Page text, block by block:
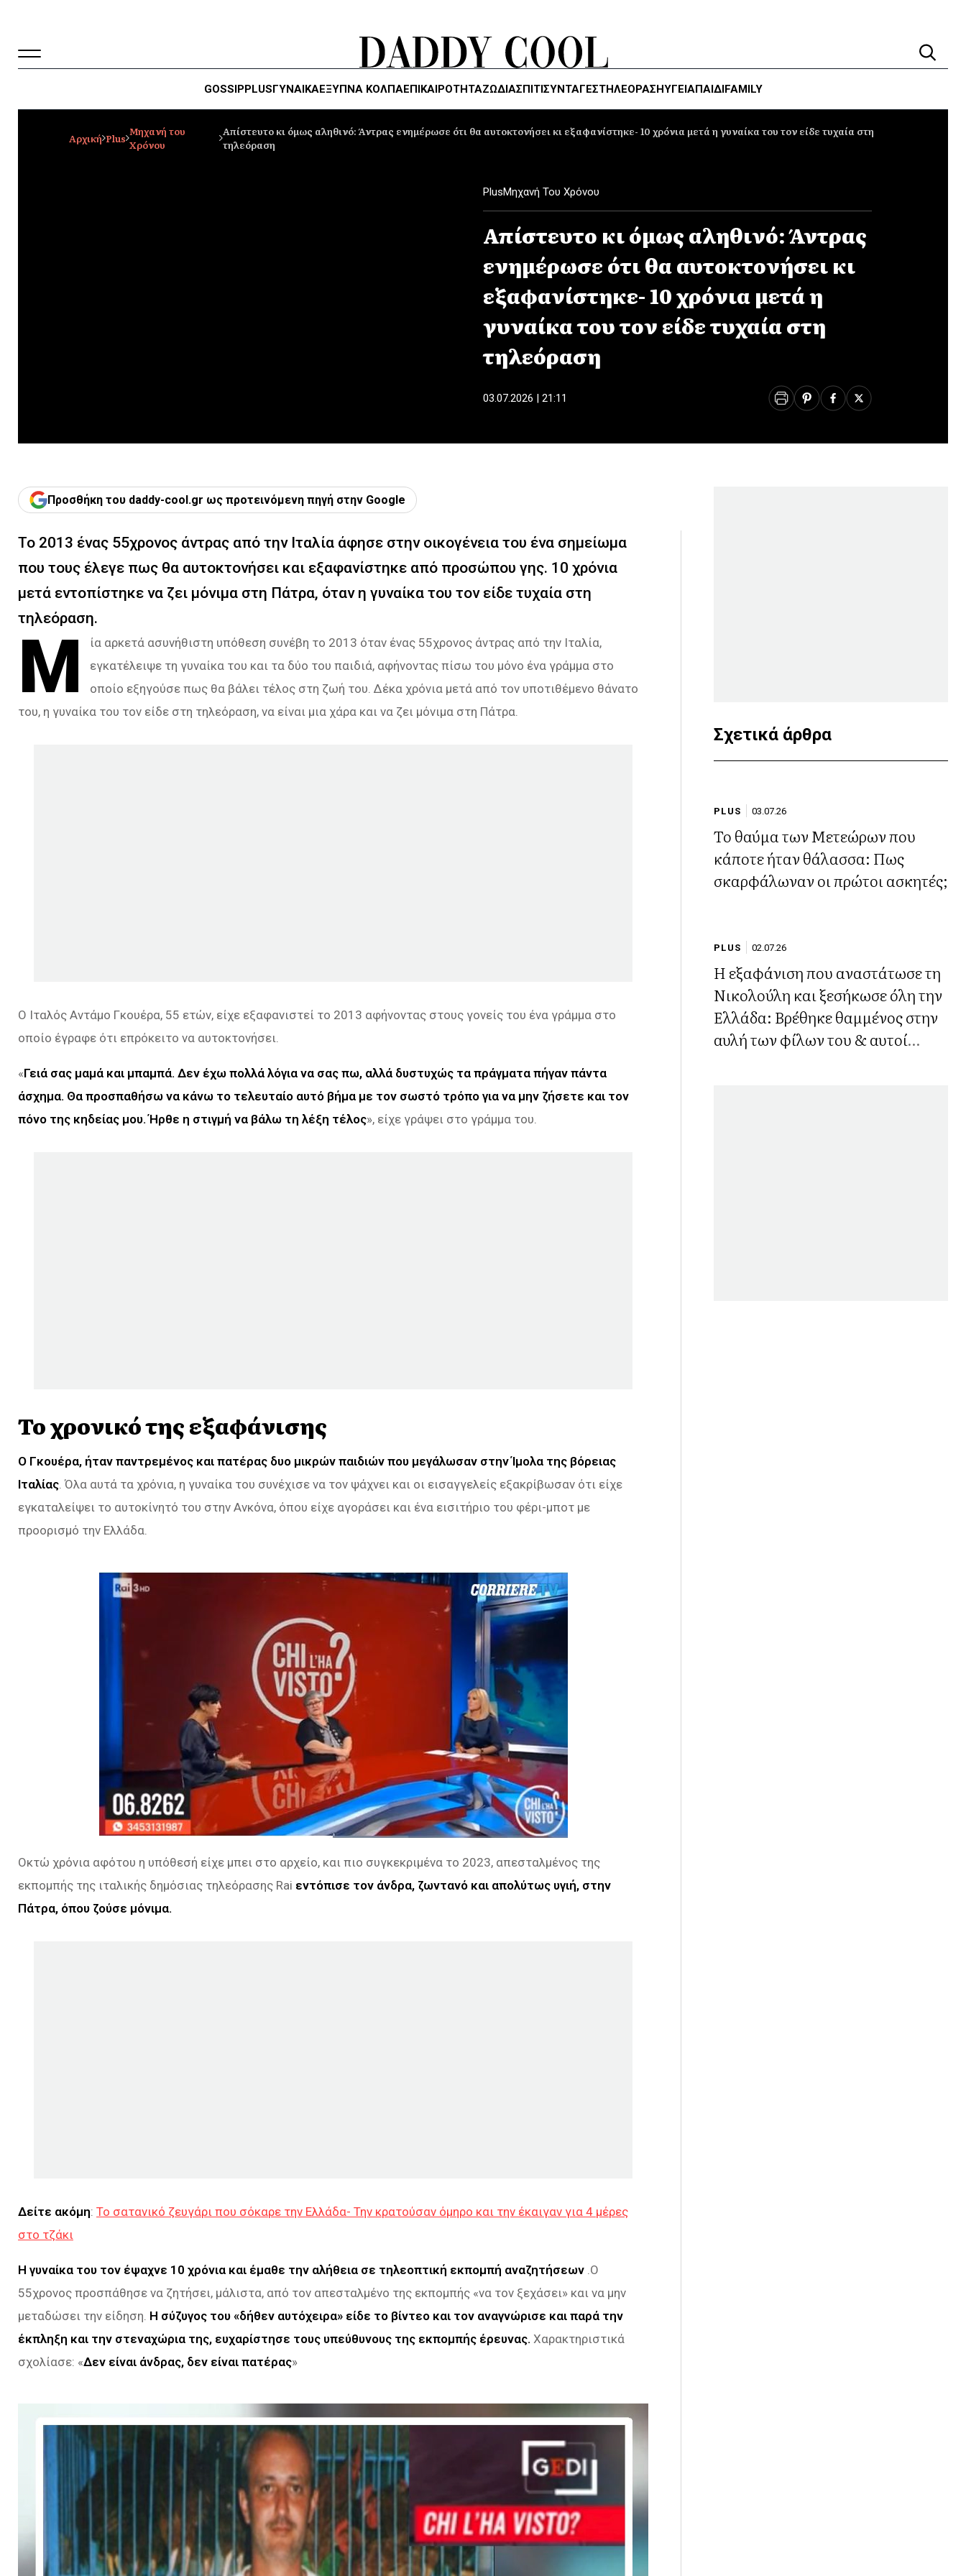
GOSSIPPLUSΓΥΝΑΙΚΑΈΞΥΠΝΑ ΚΌΛΠΑΕΠΙΚΑΙΡΟΤΗΤΑΖΏΔΙΑΣΠΙΤΙΣΥΝΤΑΓΕΣΤΗΛΕΌΡΑΣΗΥΓΕΊΑΠΑΙΔΙFAMILY
Αρχική Plus Μηχανή του
Χρόνου
Απίστευτο κι όμως αληθινό: Άντρας ενημέρωσε ότι θα αυτοκτονήσει κι εξαφανίστηκε- 10 χρόνια μετά η γυναίκα του τον είδε τυχαία στη
τηλεόραση
PlusΜηχανή Του Χρόνου
Απίστευτο κι όμως αληθινό: Άντρας
ενημέρωσε ότι θα αυτοκτονήσει κι
εξαφανίστηκε- 10 χρόνια μετά η
γυναίκα του τον είδε τυχαία στη
τηλεόραση
03.07.2026 | 21:11
Προσθήκη του daddy-cool.gr ως προτεινόμενη πηγή στην Google
Το 2013 ένας 55χρονος άντρας από την Ιταλία άφησε στην οικογένεια του ένα σημείωμα
που τους έλεγε πως θα αυτοκτονήσει και εξαφανίστηκε από προσώπου γης. 10 χρόνια
μετά εντοπίστηκε να ζει μόνιμα στη Πάτρα, όταν η γυναίκα του τον είδε τυχαία στη
τηλεόραση.
Μ
ία αρκετά ασυνήθιστη υπόθεση συνέβη το 2013 όταν ένας 55χρονος άντρας από την Ιταλία,
εγκατέλειψε τη γυναίκα του και τα δύο του παιδιά, αφήνοντας πίσω του μόνο ένα γράμμα στο
οποίο εξηγούσε πως θα βάλει τέλος στη ζωή του. Δέκα χρόνια μετά από τον υποτιθέμενο θάνατο
του, η γυναίκα του τον είδε στη τηλεόραση, να είναι μια χάρα και να ζει μόνιμα στη Πάτρα.
Ο Ιταλός Αντάμο Γκουέρα, 55 ετών, είχε εξαφανιστεί το 2013 αφήνοντας στους γονείς του ένα γράμμα στο
οποίο έγραφε ότι επρόκειτο να αυτοκτονήσει.
«Γειά σας μαμά και μπαμπά. Δεν έχω πολλά λόγια να σας πω, αλλά δυστυχώς τα πράγματα πήγαν πάντα
άσχημα. Θα προσπαθήσω να κάνω το τελευταίο αυτό βήμα με τον σωστό τρόπο για να μην ζήσετε και τον
πόνο της κηδείας μου. Ήρθε η στιγμή να βάλω τη λέξη τέλος», είχε γράψει στο γράμμα του.
Το χρονικό της εξαφάνισης
Ο Γκουέρα, ήταν παντρεμένος και πατέρας δυο μικρών παιδιών που μεγάλωσαν στην Ίμολα της βόρειας
Ιταλίας . Όλα αυτά τα χρόνια, η γυναίκα του συνέχισε να τον ψάχνει και οι εισαγγελείς εξακρίβωσαν ότι είχε
εγκαταλείψει το αυτοκίνητό του στην Ανκόνα, όπου είχε αγοράσει και ένα εισιτήριο του φέρι-μποτ με
προορισμό την Ελλάδα.
Οκτώ χρόνια αφότου η υπόθεσή είχε μπει στο αρχείο, και πιο συγκεκριμένα το 2023, απεσταλμένος της
εκπομπής της ιταλικής δημόσιας τηλεόρασης Rai εντόπισε τον άνδρα, ζωντανό και απολύτως υγιή, στην
Πάτρα, όπου ζούσε μόνιμα.
Δείτε ακόμη: Το σατανικό ζευγάρι που σόκαρε την Ελλάδα- Την κρατούσαν όμηρο και την έκαιγαν για 4 μέρες
στο τζάκι
Η γυναίκα του τον έψαχνε 10 χρόνια και έμαθε την αλήθεια σε τηλεοπτική εκπομπή αναζητήσεων .Ο
55χρονος προσπάθησε να ζητήσει, μάλιστα, από τον απεσταλμένο της εκπομπής «να τον ξεχάσει» και να μην
μεταδώσει την είδηση. Η σύζυγος του «δήθεν αυτόχειρα» είδε το βίντεο και τον αναγνώρισε και παρά την
έκπληξη και την στεναχώρια της, ευχαρίστησε τους υπεύθυνους της εκπομπής έρευνας. Χαρακτηριστικά
σχολίασε: «Δεν είναι άνδρας, δεν είναι πατέρας»
Σχετικά άρθρα
PLUS 03.07.26
Το θαύμα των Μετεώρων που
κάποτε ήταν θάλασσα: Πως
σκαρφάλωναν οι πρώτοι ασκητές;
PLUS 02.07.26
Η εξαφάνιση που αναστάτωσε τη
Νικολούλη και ξεσήκωσε όλη την
Ελλάδα: Βρέθηκε θαμμένος στην
αυλή των φίλων του & αυτοί